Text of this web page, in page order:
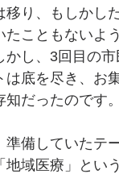
り、もしかし
たこともないよ
かし、3回目の
は底を尽き、お
だったのです。
備していたテ
地域医療」とい